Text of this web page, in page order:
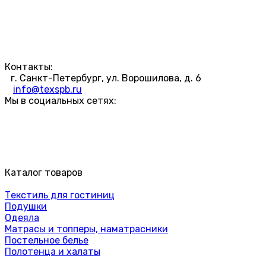
Контакты:
г. Санкт-Петербург, ул. Ворошилова, д. 6
info@texspb.ru
Мы в социальных сетях:
Каталог товаров
Текстиль для гостиниц
Подушки
Одеяла
Матрасы и топперы, наматрасники
Постельное белье
Полотенца и халаты